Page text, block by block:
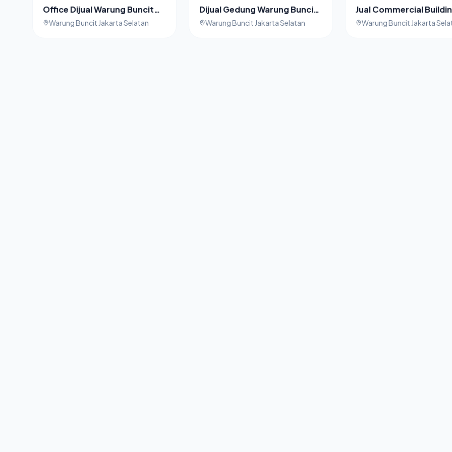
Office Dijual Warung Buncit
Jakarta Selatan
Warung Buncit Jakarta Selatan
Dijual Gedung Warung Buncit
Jakarta Selatan
Warung Buncit Jakarta Selatan
Jual Commercial
Warung Buncit Jakarta
Warung Buncit Jakarta